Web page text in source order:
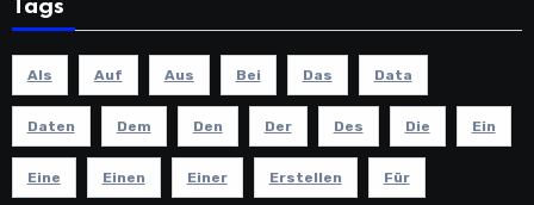
Tags
Als Auf Aus Bei Das Data
Daten Dem Den Der Des Die Ein
Eine Einen Einer Erstellen Für